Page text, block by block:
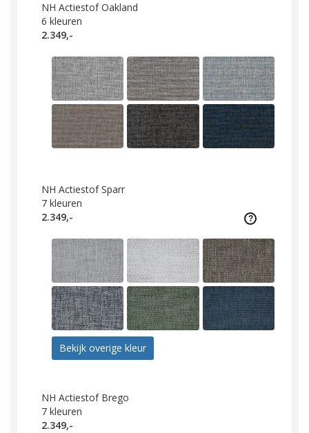
NH Actiestof Oakland
6 kleuren
2.349,-
NH Actiestof Sparr
7 kleuren
2.349,-
Bekijk overige kleur
NH Actiestof Brego
7 kleuren
2.349,-